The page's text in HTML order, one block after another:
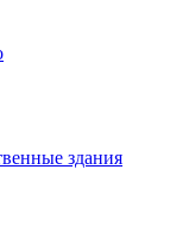
здания